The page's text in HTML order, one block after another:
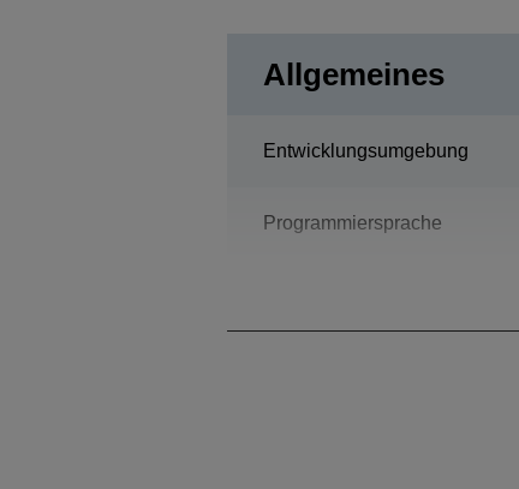
Allgemeines
Entwicklungsumgebung
Programmiersprache